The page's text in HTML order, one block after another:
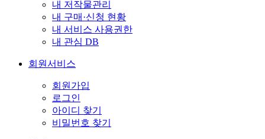
내 저작물관리
내 구매·신청 현황
내 서비스 사용권한
내 관심 DB
회원서비스
회원가입
로그인
아이디 찾기
비밀번호 찾기